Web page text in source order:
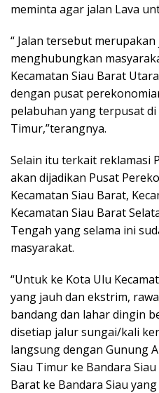
meminta agar jalan Lava
“ Jalan tersebut
menghubungkan
Kecamatan Siau Barat
dengan pusat
pelabuhan yang terpusat di
Timur,”terangnya.
Selain itu terkait reklamasi
akan dijadikan Pusat
Kecamatan Siau Barat,
Kecamatan Siau Barat
Tengah yang selama ini
masyarakat.
“Untuk ke Kota Ulu
yang jauh dan ekstrim,
bandang dan lahar dingin
disetiap jalur sungai/kali
langsung dengan Gunung
Siau Timur ke Bandara
Barat ke Bandara Siau